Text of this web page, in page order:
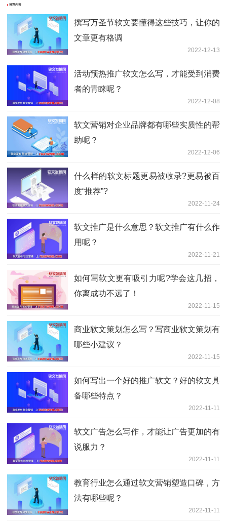
推荐内容
撰写万圣节软文要懂得这些技巧，让你的
文章更有格调
2022-12-13
活动预热推广软文怎么写，才能受到消费
者的青睐呢？
2022-12-08
软文营销对企业品牌都有哪些实质性的帮
助呢？
2022-12-06
什么样的软文标题更易被收录?更易被百
度“推荐”?
2022-11-24
软文推广是什么意思？软文推广有什么作
用呢？
2022-11-21
如何写软文更有吸引力呢?学会这几招，
你离成功不远了！
2022-11-15
商业软文策划怎么写？写商业软文策划有
哪些小建议？
2022-11-15
如何写出一个好的推广软文？好的软文具
备哪些特点？
2022-11-11
软文广告怎么写作，才能让广告更加的有
说服力？
2022-11-11
教育行业怎么通过软文营销塑造口碑，方
法有哪些呢？
2022-11-11